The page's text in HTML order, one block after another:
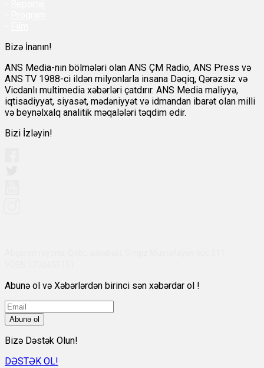
Bizə İnanın!
ANS Media-nın bölmələri olan ANS ÇM Radio, ANS Press və
ANS TV 1988-ci ildən milyonlarla insana Dəqiq, Qərəzsiz və
Vicdanlı multimedia xəbərləri çatdırır. ANS Media maliyyə,
iqtisadiyyat, siyasət, mədəniyyət və idmandan ibarət olan milli
və beynəlxalq analitik məqalələri təqdim edir.
Bizi İzləyin!
Abunə ol və Xəbərlərdən birinci sən xəbərdar ol !
Abunə ol
Bizə Dəstək Olun!
DƏSTƏK OL!